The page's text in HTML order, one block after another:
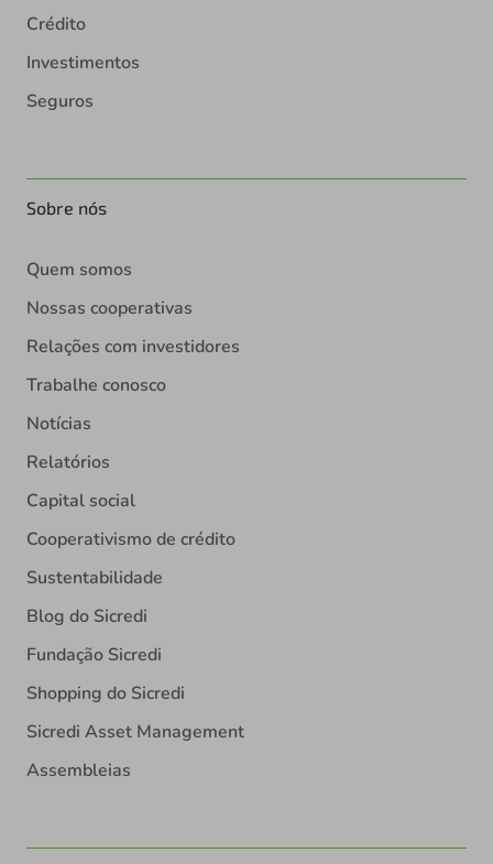
Crédito
Investimentos
Seguros
Sobre nós
Quem somos
Nossas cooperativas
Relações com investidores
Trabalhe conosco
Notícias
Relatórios
Capital social
Cooperativismo de crédito
Sustentabilidade
Blog do Sicredi
Fundação Sicredi
Shopping do Sicredi
Sicredi Asset Management
Assembleias